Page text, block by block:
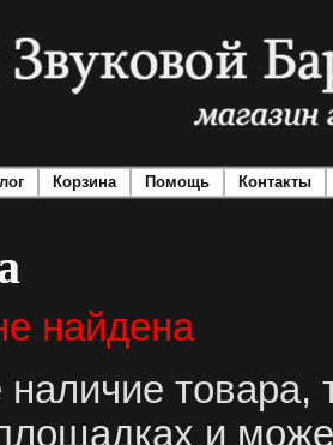
Корзина Помощь Контакты
найдена
наличие товара,
и